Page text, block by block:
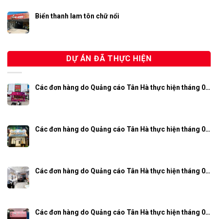
Biển thanh lam tôn chữ nổi
DỰ ÁN ĐÃ THỰC HIỆN
Các đơn hàng do Quảng cáo Tân Hà thực hiện tháng 0…
Các đơn hàng do Quảng cáo Tân Hà thực hiện tháng 0…
Các đơn hàng do Quảng cáo Tân Hà thực hiện tháng 0…
Các đơn hàng do Quảng cáo Tân Hà thực hiện tháng 0…